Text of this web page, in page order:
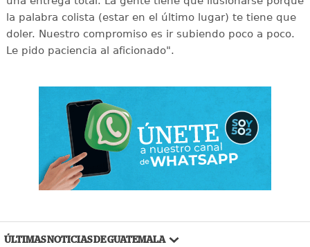
la palabra colista (estar en el último lugar) te tiene que
doler. Nuestro compromiso es ir subiendo poco a poco.
Le pido paciencia al aficionado".
ÚLTIMAS NOTICIAS DE GUATEMALA